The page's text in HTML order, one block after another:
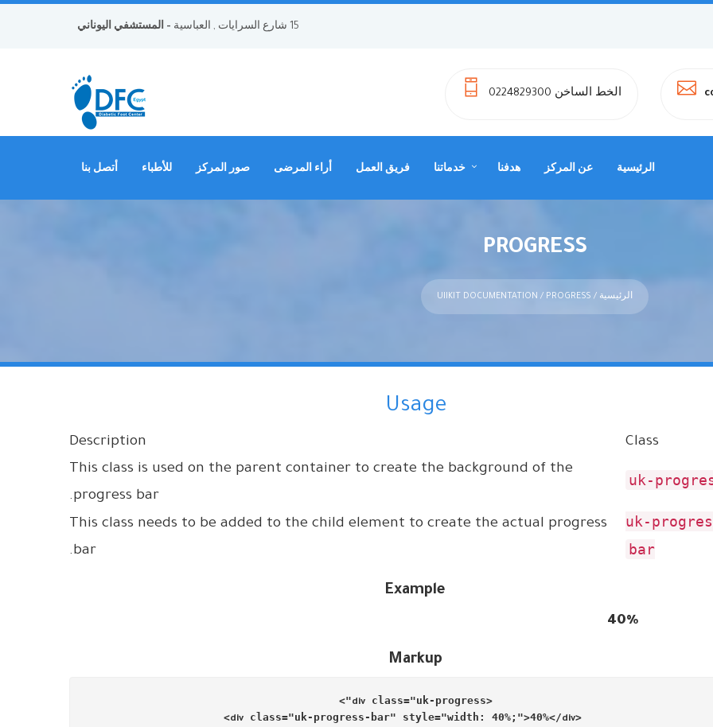
15 شارع السرايات , العباسية - المستشفي اليوناني
الخط الساخن 0224829300
الرئيسية عن المركز هدفنا خدماتنا فريق العمل أراء المرضى صور المركز للأطباء أتصل بنا
PROGRESS
الرئيسية /
UIIKIT DOCUMENTATION / PROGRESS
Usage
Class
Description
This class is used on the parent container to create the background of the
progress bar.
.uk-
bar
This class needs to be added to the child element to create the actual progress
bar.
Example
40%
Markup
<
div class="uk-progress"
>
<
div class="uk-progress-bar" style="width: 40%;">40%</div
>